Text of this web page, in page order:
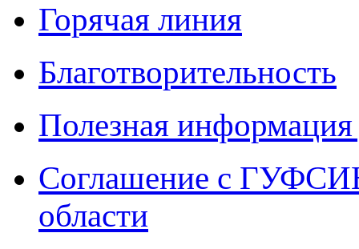
Горячая линия
Благотворительность
Полезная
Соглашение с
области